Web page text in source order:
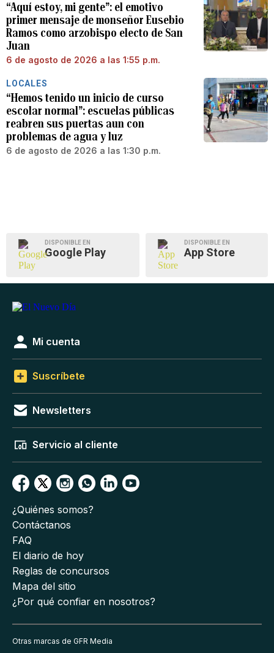
“Aquí estoy, mi gente”: el emotivo
primer mensaje de monseñor Eusebio
Ramos como arzobispo electo de San
Juan
6 de agosto de 2026 a las 1:55 p.m.
LOCALES
“Hemos tenido un inicio de curso
escolar normal”: escuelas públicas
reabren sus puertas aun con
problemas de agua y luz
6 de agosto de 2026 a las 1:30 p.m.
DISPONIBLE EN
Google Play
DISPONIBLE EN
App Store
Mi cuenta
Suscríbete
Newsletters
Servicio al cliente
¿Quiénes somos?
Contáctanos
FAQ
El diario de hoy
Reglas de concursos
Mapa del sitio
¿Por qué confiar en nosotros?
Otras marcas de GFR Media